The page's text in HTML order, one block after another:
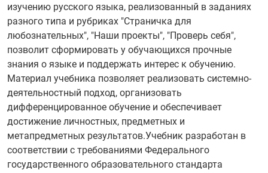
изучению русского языка, реализованный в заданиях
разного типа и рубриках "Страничка для
любознательных", "Наши проекты", "Проверь себя",
позволит сформировать у обучающихся прочные
знания о языке и поддержать интерес к обучению.
Материал учебника позволяет реализовать системно-
деятельностный подход, организовать
дифференцированное обучение и обеспечивает
достижение личностных, предметных и
метапредметных результатов.Учебник разработан в
соответствии с требованиями Федерального
государственного образовательного стандарта